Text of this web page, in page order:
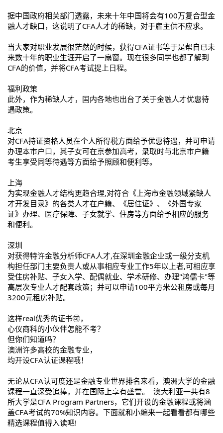
据中国政府相关部门透露，未来十年中国将会有100万复合型金
融人才缺口，这说明了CFA人才的稀缺，对于雇主供不应求。
当大家对职业发展很茫然的时候，获得CFA证书等于是帮自已未
来数十年的职业生涯开启了一扇窗。现在很多同学也都了解到
CFA的价值，并将CFA考试提上日程。
福利政策
此外，作为稀缺人才，国内各地也出台了关于金融人才优惠待
遇政策。
北京
对CFA持证资格人员在个人所得税方面给予优惠待遇，并可申请
办理本市户口，其子女可在京参加高考，录取时与北京市户籍
考生享受同等待遇等方面给予照顾和便利等。
上海
为实现金融人才结构更趋合理,对符合《上海市金融领域紧缺人
才开发目录》的各类人才在户籍、《居住证》、《外国专家
证》办理、医疗保障、子女就学、住房等方面给予相应的服务
和便利。
深圳
对获得特许金融分析师CFA人才,在深圳金融企业或一级分支机
构担任部门主要负责人或从事相应专业工作5年以上者,可相应享
受住房补贴、子女入学、配偶就业、学术研修、办理"鸿儒卡"等
高层次专业人才配套政策；并可以申请100平方米公租房或每月
3200元租房补贴。
这样real优秀的证书🉑，
心仪商科的小伙伴怎能不考？
但你们知道吗？
澳洲许多高校的金融专业，
均开设CFA认证课程哦！
无论从CFA认可度还是金融专业世界排名来看，澳洲大学的金融
课程一直深受追捧，并在国际上享有盛誉。 澳大利亚一共有8
所大学是CFA Program Partners，它们开设的金融课程或将涵
盖CFA考试的70%知识内容。下面就和小编来一起看看都有哪些
精选课程值得入读吧!